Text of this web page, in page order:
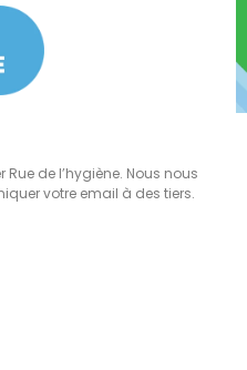
de l’hygiène. Nous nous
votre email à des tiers.